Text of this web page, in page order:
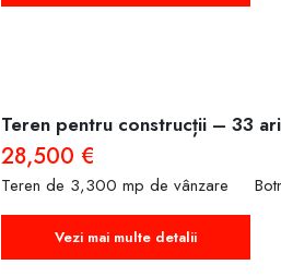
Teren pentru construcții – 33
28,500 €
Teren de 3,300 mp de vânzare
Vezi mai multe detalii